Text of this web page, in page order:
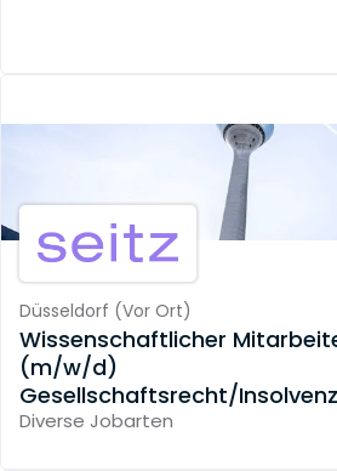
Düsseldorf (Vor Ort)
Wissenschaftlicher
(m/w/d)
Gesellschaftsrecht/
Diverse Jobarten